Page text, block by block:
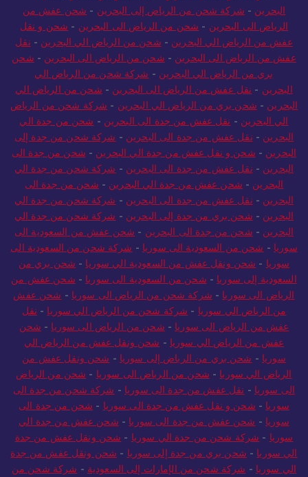
البحرين - شركة شحن من الرياض إلى البحرين - شحن عفش من
الرياض الى البحرين - شحن من الرياض الى البحرين - شحن و نقل
عفش من الرياض الي البحرين - شحن من الرياض الي البحرين - نقل
عفش من الرياض الى البحرين - شحن من الرياض الى البحرين - شحن
بري من الرياض الي البحرين - شركة شحن من الرياض الي
البحرين - نقل عفش من الرياض الى البحرين - شحن من الرياض الي
البحرين - شحن بري من الرياض الي البحرين - شركة شحن من الرياض
الي البحرين - نقل عفش من جدة الى البحرين - شحن من جدة الي
البحرين - نقل عفش من جدة الى البحرين - شركة شحن من جدة إلى
البحرين - شحن و نقل عفش من جدة الي البحرين - شحن من جدة الى
البحرين - نقل عفش من جدة الى البحرين - شركة شحن من جدة الي
البحرين - شحن عفش من جدة الي البحرين - شحن من جدة الى
البحرين - نقل عفش من جدة الى البحرين - شركة شحن من جدة الي
البحرين - شحن بري من جدة إلى البحرين - شركة شحن من جدة الي
البحرين - شحن من جدة الى البحرين - شحن عفش من السعودية الى
سوريا - شحن من السعودية الى سوريا - شركة شحن من السعودية الى
سوريا - شحن ونقل عفش من السعودية الي سوريا - شحن بري من
السعودية إلى سوريا - شحن من السعودية الى سوريا - شحن عفش من
الرياض الى سوريا - شركة شحن من الرياض الى سوريا - شحن عفش
من الرياض الي سوريا - شركة شحن من الرياض الي سوريا - نقل
عفش من الرياض الى سوريا - شحن من الرياض الى سوريا - شحن
عفش من الرياض الي سوريا - شحن ونقل عفش من الرياض الي
سوريا - شحن بري من الرياض إلى سوريا - شحن ونقل عفش من
الرياض الي سوريا - شحن من الرياض الى سوريا - شحن من الرياض
الى سوريا - نقل عفش من جدة الى سوريا - شركة شحن من جدة الى
سوريا - شحن و نقل عفش من جدة الى سوريا - شحن من جدة الى
سوريا - شحن عفش من جدة الى سوريا - شحن عفش من جدة الي
سوريا - شركة شحن من جدة الي سوريا - شحن ونقل عفش من جدة
الي سوريا - شحن بري من جدة إلى سوريا - شحن ونقل عفش من جدة
الي سوريا - شركة شحن من الإمارات إلى السعودية - شركة شحن من